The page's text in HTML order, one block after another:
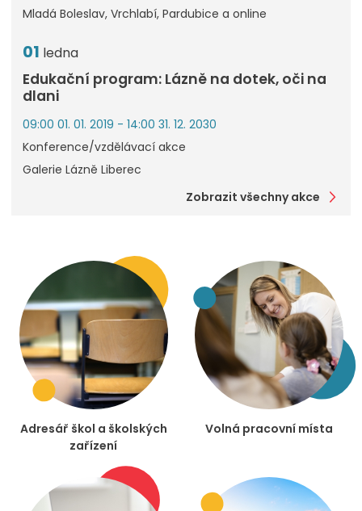
Mladá Boleslav, Vrchlabí, Pardubice a online
01 ledna
Edukační program: Lázně na dotek, oči na
dlani
09:00 01. 01. 2019 - 14:00 31. 12. 2030
Konference/vzdělávací akce
Galerie Lázně Liberec
Zobrazit všechny akce
Adresář škol a školských
zařízení
Volná pracovní místa